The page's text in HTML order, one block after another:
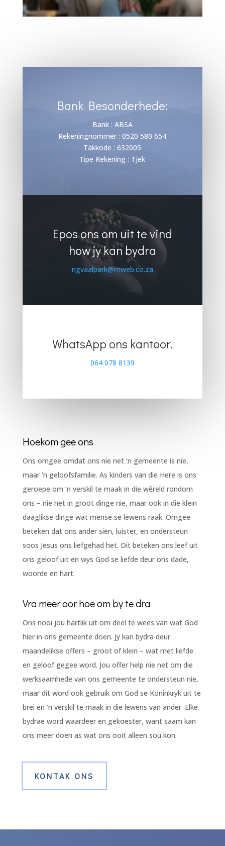
Bank Besonderhede:
Bank : ABSA
Rekeningnommer : 0520 580 654
Takkode : 632005
Tipe Rekening : Tjek
Epos ons om uit te vind
how jy kan bydra
ngvaalpark@mweb.co.za
WhatsApp ons kantoor.
064 078 8139
Hoekom gee ons
Ons omgee omdat ons nie net ‘n gemeente is nie,
maar ‘n geloofsfamilie. As kinders van die Here is ons
geroepe om ’n verskil te maak in die wêreld rondom
ons – nie net in groot dinge nie, maar ook in die klein
daaglikse dinge wat mense se lewens raak. Omgee
beteken dat ons ander sien, luister, en ondersteun
soos Jesus ons liefgehad het. Dit beteken ons leef uit
ons geloof uit en wys God se liefde deur ons dade,
woorde en hart.
Vra meer oor hoe om by te dra
Ons nooi jou hartlik uit om deel te wees van wat God
hier in ons gemeente doen. Jy kan bydra deur
maandelikse offers – groot of klein – wat met liefde
en geloof gegee word. Jou offer help nie net om die
werksaamhede van ons gemeente te ondersteun nie,
maar dit word ook gebruik om God se Koninkryk uit te
brei en ’n verskil te maak in die lewens van ander. Elke
bydrae word waardeer en gekoester, want saam kan
ons meer doen as wat ons ooit alleen sou kon.
KONTAK ONS